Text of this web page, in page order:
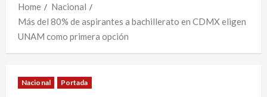
Home
Nacional
Más del 80% de aspirantes a bachillerato en CDMX eligen
UNAM como primera opción
Nacional Portada